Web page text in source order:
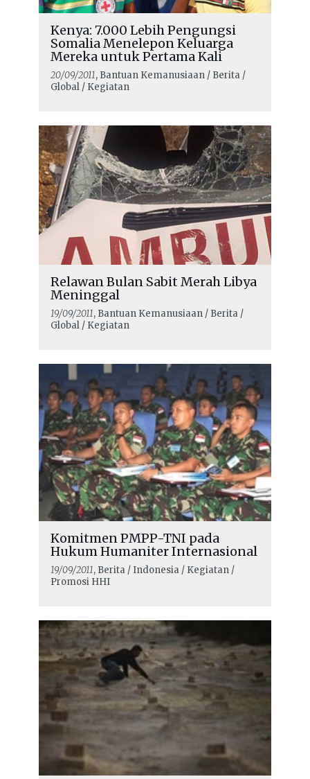
Kenya: 7.000 Lebih Pengungsi
Somalia Menelepon Keluarga
Mereka untuk Pertama Kali
20/09/2011, Bantuan Kemanusiaan / Berita /
Global / Kegiatan
Relawan Bulan Sabit Merah Libya
Meninggal
19/09/2011, Bantuan Kemanusiaan / Berita /
Global / Kegiatan
Komitmen PMPP-TNI pada
Hukum Humaniter Internasional
19/09/2011, Berita / Indonesia / Kegiatan /
Promosi HHI